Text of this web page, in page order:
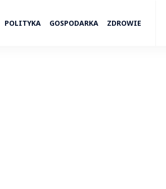
POLITYKA GOSPODARKA ZDROWIE